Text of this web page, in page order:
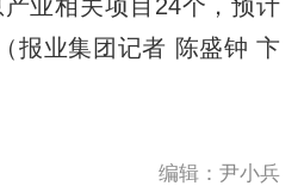
业相关项目24个，预计
报业集团记者 陈盛钟 卞
编辑：尹小兵